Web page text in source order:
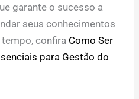
garante o sucesso a
seus conhecimentos
confira Como Ser
para Gestão do